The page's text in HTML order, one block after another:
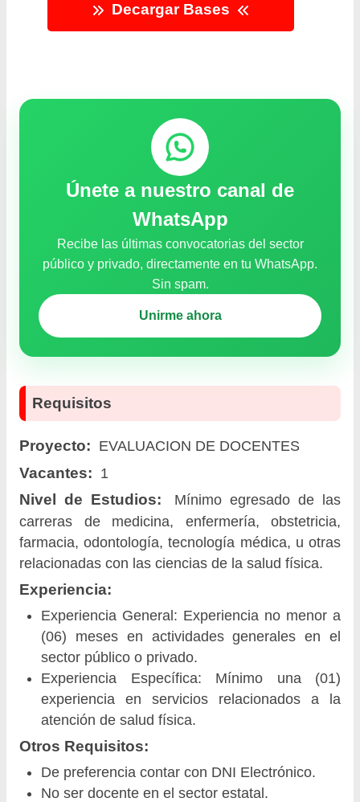
Decargar Bases
Únete a nuestro canal de
WhatsApp
Recibe las últimas convocatorias del sector
público y privado, directamente en tu WhatsApp.
Sin spam.
Unirme ahora
Requisitos
Proyecto: EVALUACION DE DOCENTES
Vacantes: 1
Nivel de Estudios:
Mínimo egresado de las
carreras de medicina, enfermería, obstetricia,
farmacia, odontología, tecnología médica, u otras
relacionadas con las ciencias de la salud física.
Experiencia:
Experiencia General: Experiencia no menor a
(06) meses en actividades generales en el
sector público o privado.
Experiencia Específica: Mínimo una (01)
experiencia en servicios relacionados a la
atención de salud física.
Otros Requisitos:
De preferencia contar con DNI Electrónico.
No ser docente en el sector estatal.